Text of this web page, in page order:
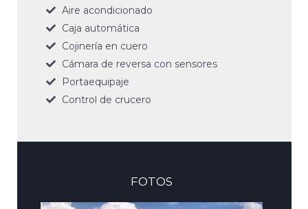
Aire acondicionado
Caja automática
Cojinería en cuero
Cámara de reversa con sensores
Portaequipaje
Control de crucero
FOTOS